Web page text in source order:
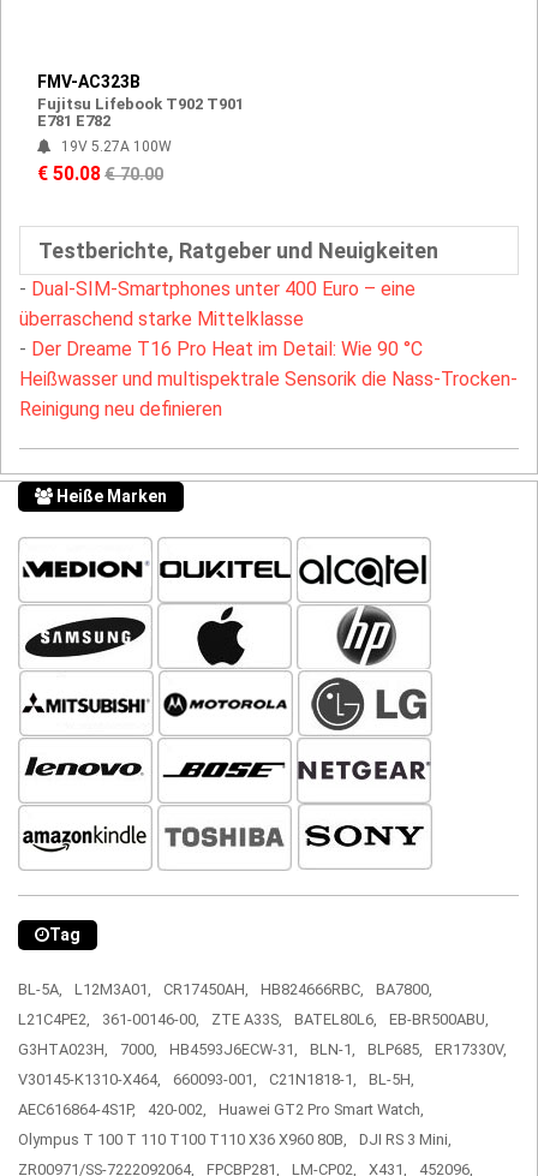
FMV-AC323B
Fujitsu Lifebook T902 T901
E781 E782
19V 5.27A 100W
€ 50.08€ 70.00
Testberichte, Ratgeber und Neuigkeiten
- Dual-SIM-Smartphones unter 400 Euro – eine
überraschend starke Mittelklasse
- Der Dreame T16 Pro Heat im Detail: Wie 90 °C
Heißwasser und multispektrale Sensorik die Nass-Trocken-
Reinigung neu definieren
Heiße Marken
Tag
BL-5A, L12M3A01, CR17450AH, HB824666RBC,
BA7800,
L21C4PE2,
361-00146-00, ZTE A33S, BATEL80L6,
EB-BR500ABU,
G3HTA023H,
7000, HB4593J6ECW-31, BLN-1, BLP685,
ER17330V,
V30145-K1310-X464,
660093-001, C21N1818-1,
BL-5H,
AEC616864-4S1P,
420-002,
Huawei GT2 Pro Smart Watch,
Olympus T 100 T 110 T100 T110 X36 X960 80B,
DJI RS 3 Mini,
ZR00971/SS-7222092064,
FPCBP281, LM-CP02, X431, 452096,